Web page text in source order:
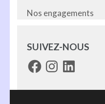
Nos engagements
SUIVEZ-NOUS
FacebookInstagram
LinkedIn